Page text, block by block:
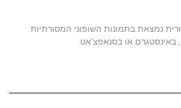
נמצאת בתמונות השופוני המסורתיות
באינסטגרם או בסנאפצ'אט